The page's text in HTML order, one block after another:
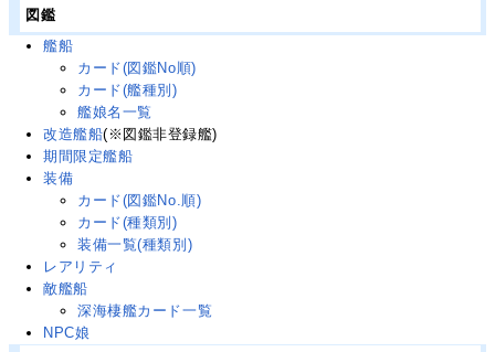
図鑑
艦船
カード(図鑑No順)
カード(艦種別)
艦娘名一覧
改造艦船(※図鑑非登録艦)
期間限定艦船
装備
カード(図鑑No.順)
カード(種類別)
装備一覧(種類別)
レアリティ
敵艦船
深海棲艦カード一覧
NPC娘